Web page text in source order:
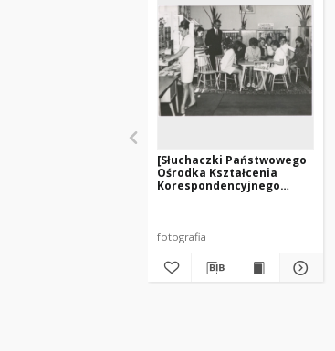
[Słuchaczki Państwowego
Ośrodka Kształcenia
Korespondencyjnego
fotografia